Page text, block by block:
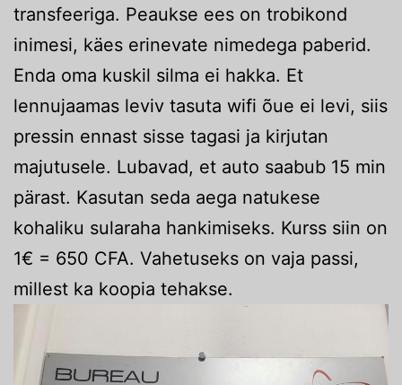
transfeeriga. Peaukse ees on trobikond
inimesi, käes erinevate nimedega paberid.
Enda oma kuskil silma ei hakka. Et
lennujaamas leviv tasuta wifi õue ei levi, siis
pressin ennast sisse tagasi ja kirjutan
majutusele. Lubavad, et auto saabub 15 min
pärast. Kasutan seda aega natukese
kohaliku sularaha hankimiseks. Kurss siin on
1€ = 650 CFA. Vahetuseks on vaja passi,
millest ka koopia tehakse.